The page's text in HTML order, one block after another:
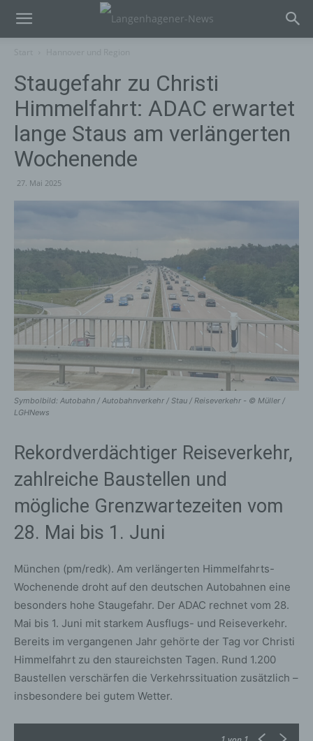
Staugefahr zu Christi
Himmelfahrt: ADAC erwartet
lange Staus am verlängerten
Wochenende
27. Mai 2025
Symbolbild: Autobahn / Autobahnverkehr / Stau / Reiseverkehr - © Müller /
LGHNews
Rekordverdächtiger Reiseverkehr,
zahlreiche Baustellen und
mögliche Grenzwartezeiten vom
28. Mai bis 1. Juni
München (pm/redk). Am verlängerten Himmelfahrts-
Wochenende droht auf den deutschen Autobahnen eine
besonders hohe Staugefahr. Der ADAC rechnet vom 28.
Mai bis 1. Juni mit starkem Ausflugs- und Reiseverkehr.
Bereits im vergangenen Jahr gehörte der Tag vor Christi
Himmelfahrt zu den staureichsten Tagen. Rund 1.200
Baustellen verschärfen die Verkehrssituation zusätzlich –
insbesondere bei gutem Wetter.